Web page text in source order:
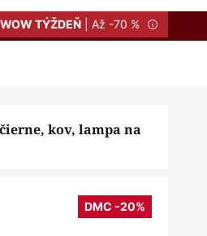
WOW TÝŽDEŇ | Až -70 %
kov, lampa na
DMC -20%